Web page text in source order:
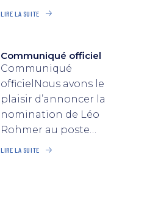
LIRE LA SUITE
Communiqué officiel
Communiqué
officielNous avons le
plaisir d’annoncer la
nomination de Léo
Rohmer au poste…
LIRE LA SUITE